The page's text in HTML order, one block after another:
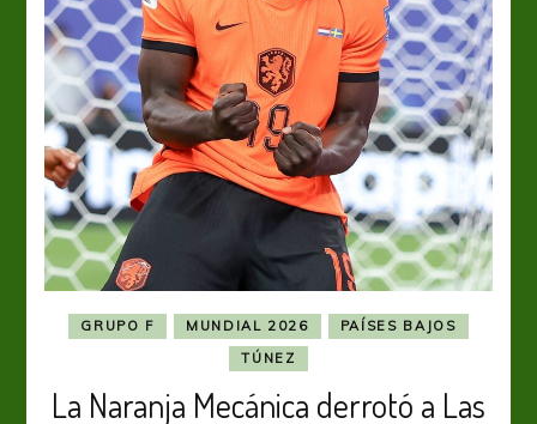
GRUPO F MUNDIAL 2026
PAÍSES BAJOS
TÚNEZ
La Naranja Mecánica derrotó a Las